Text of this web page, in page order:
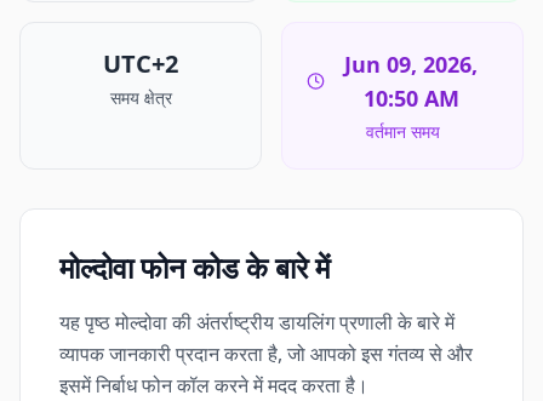
UTC+2
समय क्षेत्र
Jun 09, 2026,
10:50 AM
वर्तमान समय
मोल्दोवा फोन कोड के बारे में
यह पृष्ठ मोल्दोवा की अंतर्राष्ट्रीय डायलिंग प्रणाली के बारे में
व्यापक जानकारी प्रदान करता है, जो आपको इस गंतव्य से और
इसमें निर्बाध फोन कॉल करने में मदद करता है।